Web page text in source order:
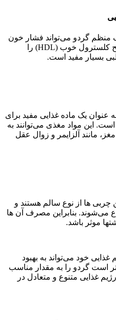
منظم گردو می‌تواند فشار خون
را کاهش دهدو همچنین گردو سطح کلسترول خوب (HDL) را
بسیار مفید است.
در گردو به عنوان یک ماده غذایی مفید برای
این مواد مغذی می‌توانند به
مانند آلزایمر و زوال عقل
چربی ‌ها از نوع سالم هستند و
می‌شوند. بنابراین مصرف آن ها
موثر باشد.
خود می‌تواند به بهبود
است گردو را به مقدار مناسب
غذایی متنوع و متعادل در